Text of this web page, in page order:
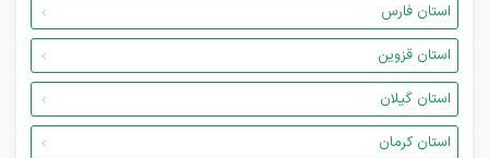
استان فارس
استان قزوین
استان گیلان
استان کرمان